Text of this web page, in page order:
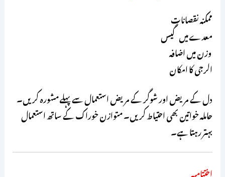
ممکنہ نقصانات
معدے میں گیس
وزن میں اضافہ
الرجی کا امکان
دل کے مریض اور شوگر کے مریض استعمال سے پہلے مشورہ کریں۔
حاملہ خواتین بھی احتیاط کریں۔ متوازن خوراک کے ساتھ استعمال
بہتر رہتا ہے۔
اختتامیہ